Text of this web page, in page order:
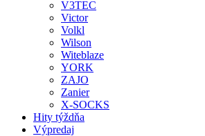
V3TEC
Victor
Volkl
Wilson
Witeblaze
YORK
ZAJO
Zanier
X-SOCKS
Hity týždňa
Výpredaj